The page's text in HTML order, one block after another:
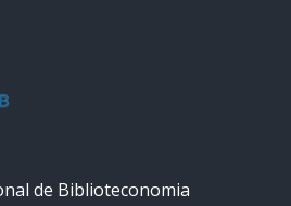
de Biblioteconomia